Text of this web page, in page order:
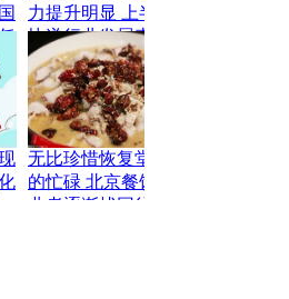
力提升明显 上半年
快递行业发展态势回
暖向好
无比珍惜恢复堂食后
的忙碌 北京餐饮从
业者逐渐找回往日的